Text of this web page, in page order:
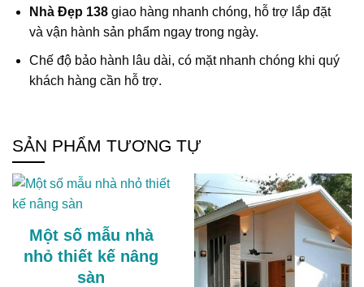
Nhà Đẹp 138giao hàng nhanh chóng, hỗ trợ lắp đặt
và vận hành sản phẩm ngay trong ngày.
Chế độ bảo hành lâu dài, có mặt nhanh chóng khi quý
khách hàng cần hỗ trợ.
SẢN PHẨM TƯƠNG TỰ
Một số mẫu nhà
nhỏ thiết kế nâng
sàn